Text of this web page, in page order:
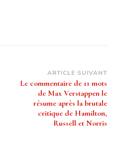
ARTICLE SUIVANT
Le commentaire de 11 mots
de Max Verstappen le
résume après la brutale
critique de Hamilton,
Russell et Norris